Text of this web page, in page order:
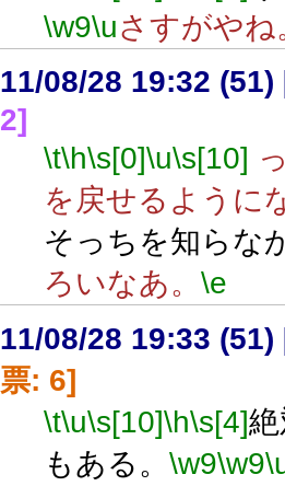
\w9\uさすがやね
11/08/28 19:32 (51)
2]
\t\h\s[0]\u\s[10]
を戻せるように
そっちを知らな
ろいなあ。 \e
11/08/28 19:33 (51)
票: 6]
\t\u\s[10]\h\s[4]
もある。 \w9\w9